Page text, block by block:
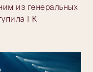
из генеральных
ГК